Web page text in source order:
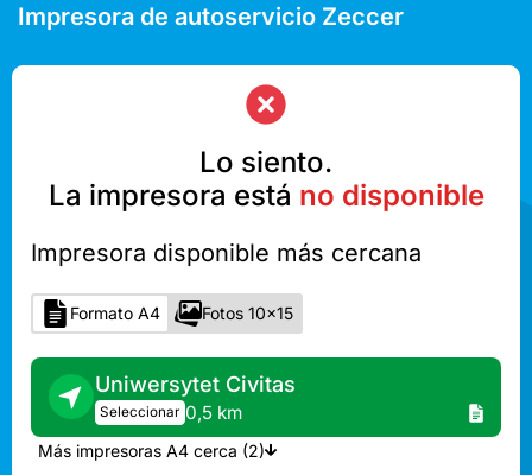
Impresora de autoservicio Zeccer
Lo siento.
La impresora está no disponible
Impresora disponible más cercana
Formato A4 Fotos 10x15
Uniwersytet Civitas
Seleccionar 0,5 km
Más impresoras A4 cerca (2)